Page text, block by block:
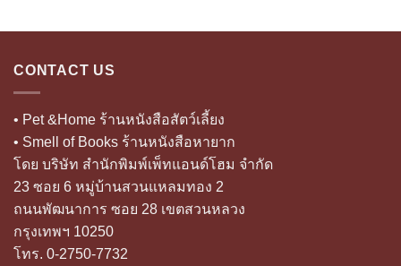
CONTACT US
• Pet &Home ร้านหนังสือสัตว์เลี้ยง
• Smell of Books ร้านหนังสือหายาก
โดย บริษัท สำนักพิมพ์เพ็ทแอนด์โฮม จำกัด
23 ซอย 6 หมู่บ้านสวนแหลมทอง 2
ถนนพัฒนาการ ซอย 28 เขตสวนหลวง
กรุงเทพฯ 10250
โทร. 0-2750-7732